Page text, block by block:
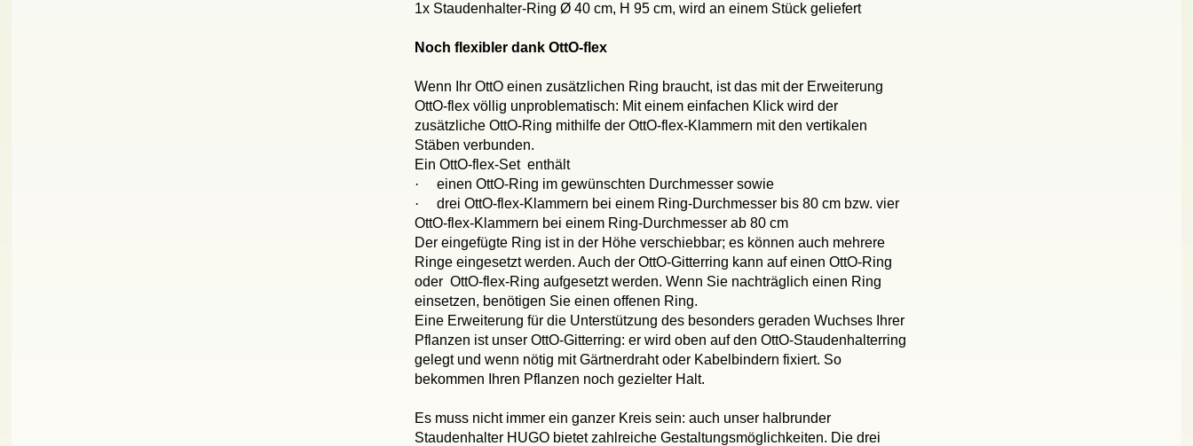
1x Staudenhalter-Ring Ø 40 cm, H 95 cm, wird an einem Stück geliefert
Noch flexibler dank OttO-flex
Wenn Ihr OttO einen zusätzlichen Ring braucht, ist das mit der Erweiterung
OttO-flex völlig unproblematisch: Mit einem einfachen Klick wird der
zusätzliche OttO-Ring mithilfe der OttO-flex-Klammern mit den vertikalen
Stäben verbunden.
Ein OttO-flex-Set enthält
·einen OttO-Ring im gewünschten Durchmesser sowie
·drei OttO-flex-Klammern bei einem Ring-Durchmesser bis 80 cm bzw. vier
OttO-flex-Klammern bei einem Ring-Durchmesser ab 80 cm
Der eingefügte Ring ist in der Höhe verschiebbar; es können auch mehrere
Ringe eingesetzt werden. Auch der OttO-Gitterring kann auf einen OttO-Ring
oder OttO-flex-Ring aufgesetzt werden. Wenn Sie nachträglich einen Ring
einsetzen, benötigen Sie einen offenen Ring.
Eine Erweiterung für die Unterstützung des besonders geraden Wuchses Ihrer
Pflanzen ist unser OttO-Gitterring: er wird oben auf den OttO-Staudenhalterring
gelegt und wenn nötig mit Gärtnerdraht oder Kabelbindern fixiert. So
bekommen Ihren Pflanzen noch gezielter Halt.
Es muss nicht immer ein ganzer Kreis sein: auch unser halbrunder
Staudenhalter HUGO bietet zahlreiche Gestaltungsmöglichkeiten. Die drei